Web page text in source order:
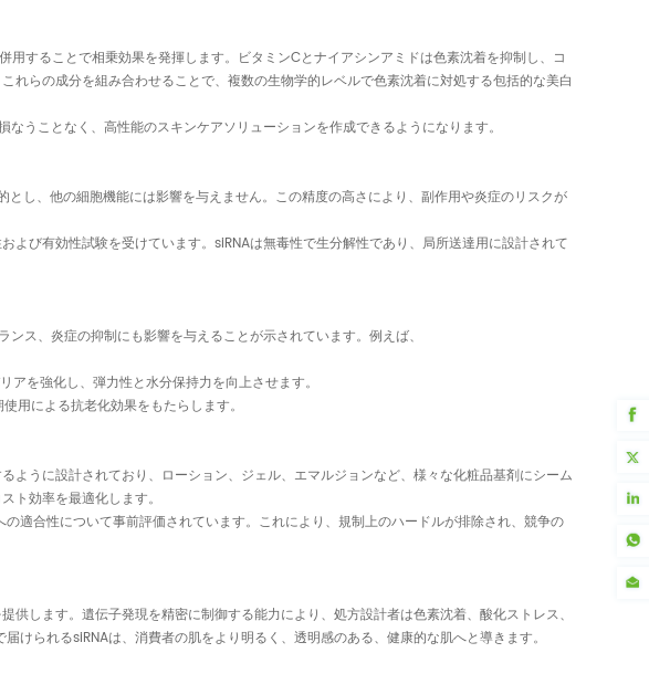
することで相乗効果を発揮します。ビタミンCとナイアシンアミドは色素沈着を抑制し、コ
らの成分を組み合わせることで、複数の生物学的レベルで色素沈着に対処する包括的な美白
うことなく、高性能のスキンケアソリューションを作成できるようになります。
し、他の細胞機能には影響を与えません。この精度の高さにより、副作用や炎症のリスクが
び有効性試験を受けています。siRNAは無毒性で生分解性であり、局所送達用に設計されて
ス、炎症の抑制にも影響を与えることが示されています。例えば、
を強化し、弾力性と水分保持力を向上させます。
用による抗老化効果をもたらします。
うに設計されており、ローション、ジェル、エマルジョンなど、様々な化粧品基剤にシーム
ト効率を最適化します。
適合性について事前評価されています。これにより、規制上のハードルが排除され、競争の
します。遺伝子発現を精密に制御する能力により、処方設計者は色素沈着、酸化ストレス、
られるsiRNAは、消費者の肌をより明るく、透明感のある、健康的な肌へと導きます。